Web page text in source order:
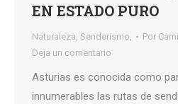
EN ESTADO PURO
Naturaleza, Senderismo, Por
Deja un comentario
Asturias es conocida como
innumerables las rutas de